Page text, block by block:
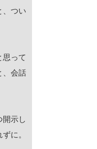
、つい
思って
、会話
開示し
に。